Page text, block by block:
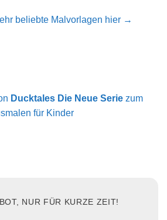
beliebte Malvorlagen hier →
Ducktales Die Neue Serie zum
für Kinder
NUR FÜR KURZE ZEIT!